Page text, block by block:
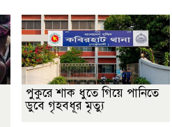
পুকুরে শাক ধুতে গিয়ে পানিতে
ডুবে গৃহবধূর মৃত্যু